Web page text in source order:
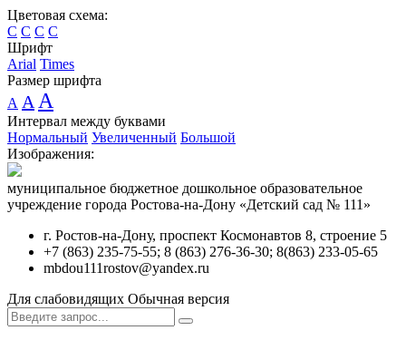
Цветовая схема:
C C C C
Шрифт
Arial Times
Размер шрифта
A A A
Интервал между буквами
Нормальный Увеличенный Большой
Изображения:
муниципальное бюджетное дошкольное образовательное
учреждение города Ростова-на-Дону «Детский сад № 111»
г. Ростов-на-Дону, проспект Космонавтов 8, строение 5
+7 (863) 235-75-55; 8 (863) 276-36-30; 8(863) 233-05-65
mbdou111rostov@yandex.ru
Для слабовидящих Обычная версия